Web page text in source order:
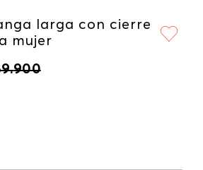
larga con cierre
mujer
.900